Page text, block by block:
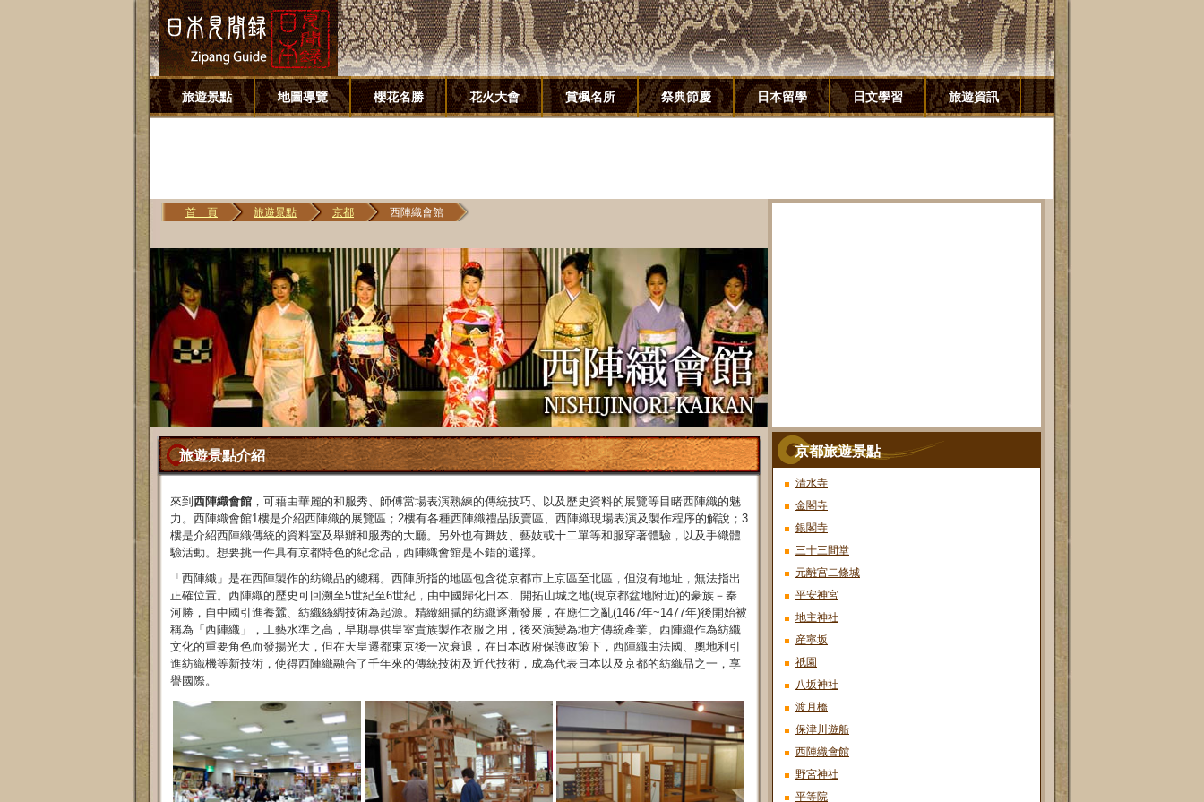
旅遊景點 地圖導覽 櫻花名勝 花火大會 賞楓名所 祭典節慶 日本留學 日文學習 旅遊資訊
首 頁 旅遊景點 京都 西陣織會館
旅遊景點介紹
來到 西陣織會館 ，可藉由華麗的和服秀、師傅當場表演熟練的傳統技巧、以及歷史資料的展覽等目睹西陣織的魅
力。西陣織會館1樓是介紹西陣織的展覽區；2樓有各種西陣織禮品販賣區、西陣織現場表演及製作程序的解說；3
樓是介紹西陣織傳統的資料室及舉辦和服秀的大廳。另外也有舞妓、藝妓或十二單等和服穿著體驗，以及手織體
驗活動。想要挑一件具有京都特色的紀念品，西陣織會館是不錯的選擇。
「西陣織」是在西陣製作的紡織品的總稱。西陣所指的地區包含從京都市上京區至北區，但沒有地址，無法指出
正確位置。西陣織的歷史可回溯至5世紀至6世紀，由中國歸化日本、開拓山城之地(現京都盆地附近)的豪族－秦
河勝，自中國引進養蠶、紡織絲綢技術為起源。精緻細膩的紡織逐漸發展，在應仁之亂(1467年~1477年)後開始被
稱為「西陣織」，工藝水準之高，早期專供皇室貴族製作衣服之用，後來演變為地方傳統產業。西陣織作為紡織
文化的重要角色而發揚光大，但在天皇遷都東京後一次衰退，在日本政府保護政策下，西陣織由法國、奧地利引
進紡織機等新技術，使得西陣織融合了千年來的傳統技術及近代技術，成為代表日本以及京都的紡織品之一，享
譽國際。
京都旅遊景點
清水寺
金閣寺
銀閣寺
三十三間堂
元離宮二條城
平安神宮
地主神社
産寧坂
祇園
八坂神社
渡月橋
保津川遊船
西陣織會館
野宮神社
平等院